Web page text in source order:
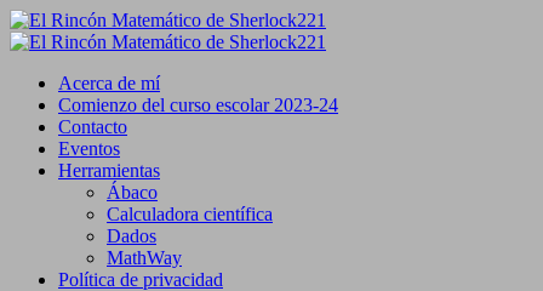
Saltar
al
Primary
Acerca de mí
Comienzo del curso escolar 2023-24
Contacto
Eventos
Herramientas
Ábaco
Calculadora científica
Dados
MathWay
Política de privacidad